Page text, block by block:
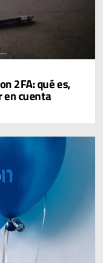
2FA: qué es,
en cuenta